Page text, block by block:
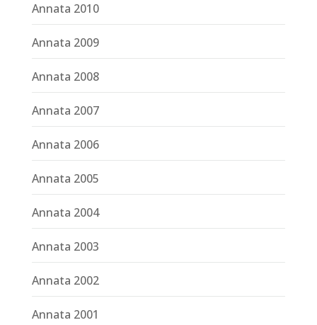
Annata 2010
Annata 2009
Annata 2008
Annata 2007
Annata 2006
Annata 2005
Annata 2004
Annata 2003
Annata 2002
Annata 2001